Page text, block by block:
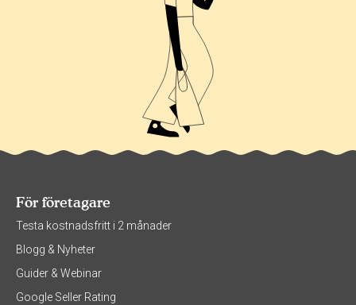
För företagare
Testa kostnadsfritt i 2 månader
Blogg & Nyheter
Guider & Webinar
Google Seller Rating